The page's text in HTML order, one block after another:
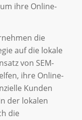
ihre Online-
die
auf die lokale
von SEM-
ihre Online-
Kunden
der lokalen
die